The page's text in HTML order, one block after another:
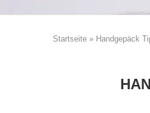
Startseite » Handgepäck